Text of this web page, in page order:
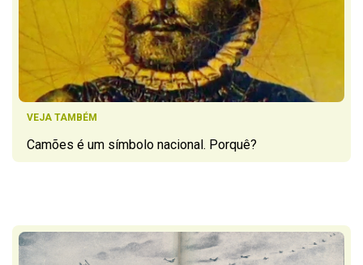
VEJA TAMBÉM
Camões é um símbolo nacional. Porquê?